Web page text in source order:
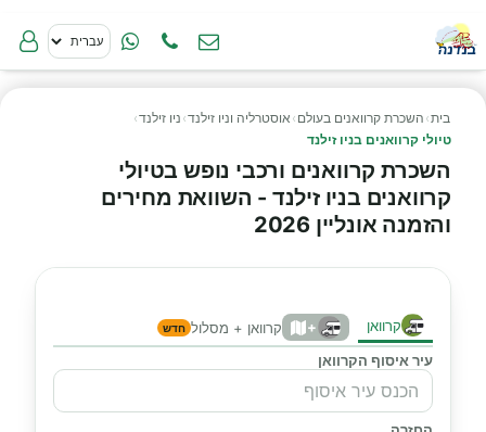
בית› השכרת קרוואנים בעולם › אוסטרליה וניו זילנד› ניו זילנד›
טיולי קרוואנים בניו זילנד
השכרת קרוואנים ורכבי נופש בטיולי
קרוואנים בניו זילנד - השוואת מחירים
והזמנה אונליין 2026
קרוואן + קרוואן + מסלול חדש
עיר איסוף הקרוואן